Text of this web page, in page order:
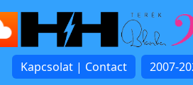
Kapcsolat | Contact 2007-